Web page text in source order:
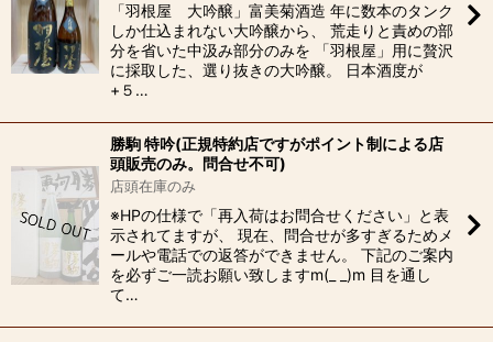
「羽根屋 大吟醸」富美菊酒造 年に数本のタンク
しか仕込まれない大吟醸から、 荒走りと責めの部
分を省いた中汲み部分のみを 「羽根屋」用に贅沢
に採取した、選り抜きの大吟醸。 日本酒度が
+５…
勝駒 特吟(正規特約店ですがポイント制による店
頭販売のみ。問合せ不可)
店頭在庫のみ
※HPの仕様で「再入荷はお問合せください」と表
示されてますが、 現在、問合せが多すぎるためメ
ールや電話での返答ができません。 下記のご案内
を必ずご一読お願い致しますm(_ _)m 目を通し
て…